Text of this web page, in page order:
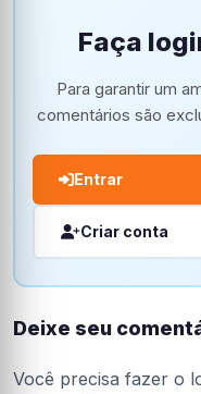
Faça
Para garantir um
comentários são
Entrar
Criar conta
Deixe seu
Você precisa fazer o